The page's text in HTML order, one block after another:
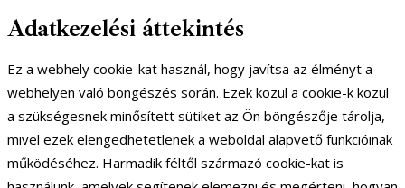
Adatkezelési áttekintés
Ez a webhely cookie-kat használ, hogy javítsa az élményt a
webhelyen való böngészés során. Ezek közül a cookie-k közül
a szükségesnek minősített sütiket az Ön böngészője tárolja,
mivel ezek elengedhetetlenek a weboldal alapvető funkcióinak
működéséhez. Harmadik féltől származó cookie-kat is